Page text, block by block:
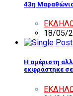
43η
18/05/
Η αμέριστη
εκφράστηκε